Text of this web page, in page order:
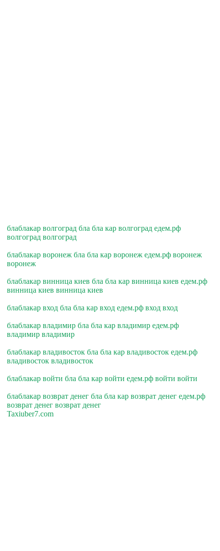
блаблакар волгоград бла бла кар волгоград едем.рф
волгоград волгоград
блаблакар воронеж бла бла кар воронеж едем.рф воронеж
воронеж
блаблакар винница киев бла бла кар винница киев едем.рф
винница киев винница киев
блаблакар вход бла бла кар вход едем.рф вход вход
блаблакар владимир бла бла кар владимир едем.рф
владимир владимир
блаблакар владивосток бла бла кар владивосток едем.рф
владивосток владивосток
блаблакар войти бла бла кар войти едем.рф войти войти
блаблакар возврат денег бла бла кар возврат денег едем.рф
возврат денег возврат денег
Taxiuber7.com